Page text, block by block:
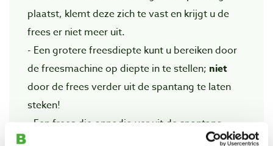
plaatst, klemt deze zich te vast en krijgt u de
frees er niet meer uit.
- Een grotere freesdiepte kunt u bereiken door
de freesmachine op diepte in te stellen; niet
door de frees verder uit de spantang te laten
steken!
- Een frees die onnodig ver uit de spantang
steekt, loopt risico op breuk of krom slaan van